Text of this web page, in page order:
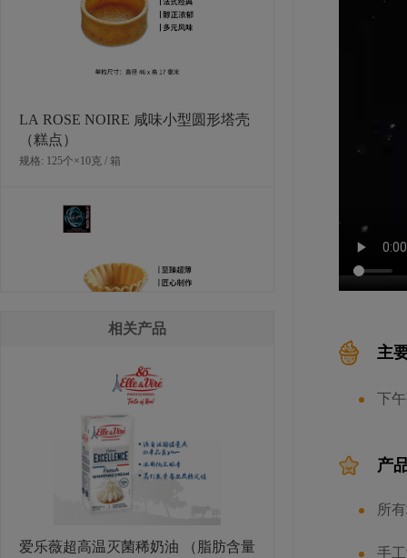
LA ROSE NOIRE 咸味小型圆形塔壳
（糕点）
规格: 125个×10克 / 箱
LA ROSE NOIRE迷你超薄花边塔壳
规格: 180个x3克 / 箱
相关产品
爱乐薇超高温灭菌稀奶油 （脂肪含量
主
下
产
所
手